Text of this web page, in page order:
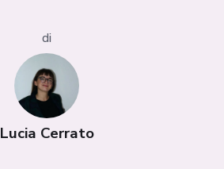
di
Lucia Cerrato